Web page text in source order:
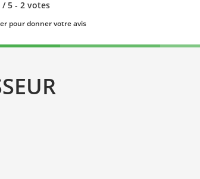
/ 5 - 2 votes
pour donner votre avis